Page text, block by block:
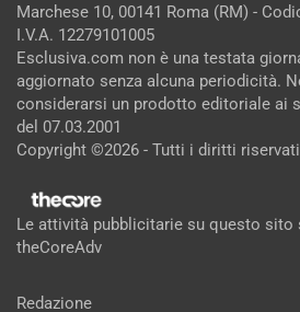
Marchese 10, 00141 Roma (RM) -
I.V.A. 12279101005
Esclusiva.com non è una testata
aggiornato senza alcuna periodicità.
considerarsi un prodotto editoriale ai
del 07.03.2001
Copyright ©2026 - Tutti i diritti
Le attività pubblicitarie su questo sito
theCoreAdv
Redazione